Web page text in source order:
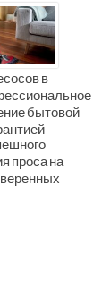
в
бытовой
проса на